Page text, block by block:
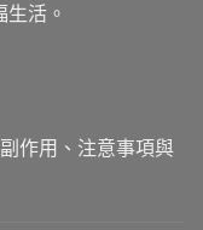
活。
作用、注意事項與